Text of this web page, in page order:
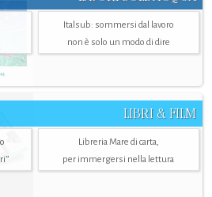
Italsub: sommersi dal lavoro
non è solo un modo di dire
LIBRI & FILM
Libreria Mare di carta,
per immergersi nella lettura